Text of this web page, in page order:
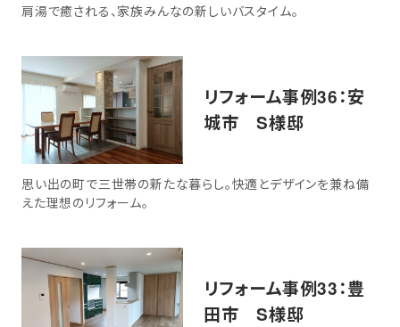
肩湯で癒される、家族みんなの新しいバスタイム。
リフォーム事例36：安
城市 S様邸
思い出の町で三世帯の新たな暮らし。快適とデザインを兼ね備
えた理想のリフォーム。
リフォーム事例33：豊
田市 S様邸